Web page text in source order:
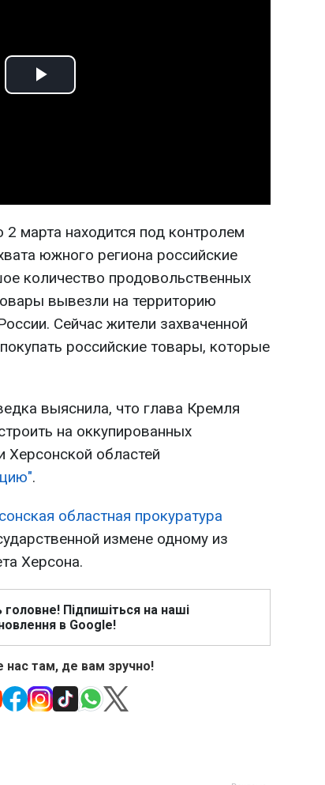
Play
марта находится под контролем
южного региона российские
количество продовольственных
вывезли на территорию
Сейчас жители захваченной
российские товары, которые
выяснила, что глава Кремля
на оккупированных
Херсонской областей
.
областная прокуратура
измене одному из
Херсона.
головне! Підпишіться на наші
в Google!
нас там, де вам зручно!